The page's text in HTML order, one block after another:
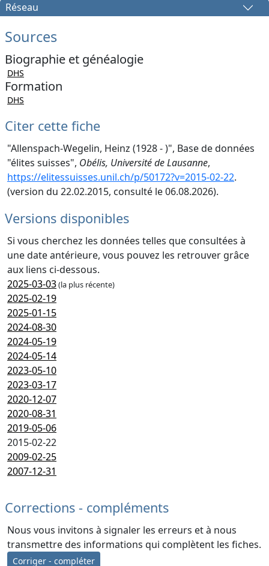
Réseau
Sources
Biographie et généalogie
DHS
Formation
DHS
Citer cette fiche
"Allenspach-Wegelin, Heinz (1928 - )", Base de données
"élites suisses", Obélis, Université de Lausanne,
https://elitessuisses.unil.ch/p/50172?v=2015-02-22.
(version du 22.02.2015, consulté le 06.08.2026).
Versions disponibles
Si vous cherchez les données telles que consultées à
une date antérieure, vous pouvez les retrouver grâce
aux liens ci-dessous.
2025-03-03(la plus récente)
2025-02-19
2025-01-15
2024-08-30
2024-05-19
2024-05-14
2023-05-10
2023-03-17
2020-12-07
2020-08-31
2019-05-06
2015-02-22
2009-02-25
2007-12-31
Corrections - compléments
Nous vous invitons à signaler les erreurs et à nous
transmettre des informations qui complètent les fiches.
Corriger - compléter